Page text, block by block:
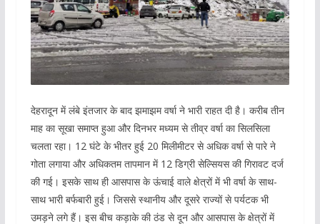
देहरादून में लंबे इंतजार के बाद झमाझम वर्षा ने भारी राहत दी है। करीब तीन
माह का सूखा समाप्त हुआ और दिनभर मध्यम से तीव्र वर्षा का सिलसिला
चलता रहा। 12 घंटे के भीतर हुई 20 मिलीमीटर से अधिक वर्षा से पारे ने
गोता लगाया और अधिकतम तापमान में 12 डिग्री सेल्सियस की गिरावट दर्ज
की गई। इसके साथ ही आसपास के ऊंचाई वाले क्षेत्रों में भी वर्षा के साथ-
साथ भारी बर्फबारी हुई। जिससे स्थानीय और दूसरे राज्यों से पर्यटक भी
उमड़ने लगे हैं। इस बीच कड़ाके की ठंड से दून और आसपास के क्षेत्रों में